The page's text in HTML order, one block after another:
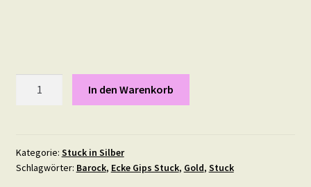
Maße
pro
In den Warenkorb
Kategorie: Stuck in Silber
Schlagwörter: Barock, Ecke Gips Stuck, Gold, Stuck